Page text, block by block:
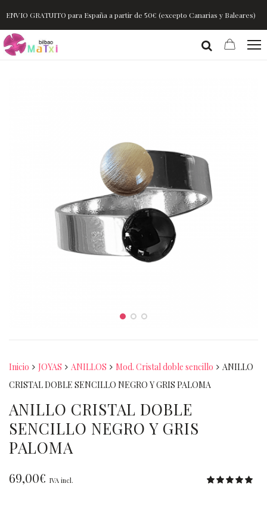
ENVIO GRATUITO para España a partir de 50€ (excepto Canarias y Baleares)
Inicio JOYAS ANILLOS Mod. Cristal doble sencillo
ANILLO
CRISTAL DOBLE SENCILLO NEGRO Y GRIS PALOMA
ANILLO CRISTAL DOBLE
SENCILLO NEGRO Y GRIS
PALOMA
69,00€ IVA incl.